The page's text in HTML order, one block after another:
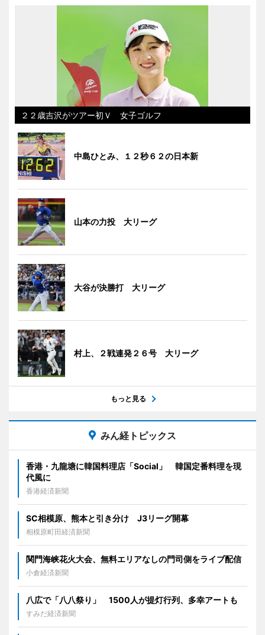
２２歳吉沢がツアー初Ｖ 女子ゴルフ
中島ひとみ、１２秒６２の日本新
山本の力投 大リーグ
大谷が決勝打 大リーグ
村上、２戦連発２６号 大リーグ
もっと見る
みん経トピックス
香港・九龍塘に韓国料理店「Social」 韓国定番料理を現
代風に
香港経済新聞
SC相模原、熊本と引き分け J3リーグ開幕
相模原町田経済新聞
関門海峡花火大会、無料エリアなしの門司側をライブ配信
小倉経済新聞
八広で「八八祭り」 1500人が提灯行列、多幸アートも
すみだ経済新聞